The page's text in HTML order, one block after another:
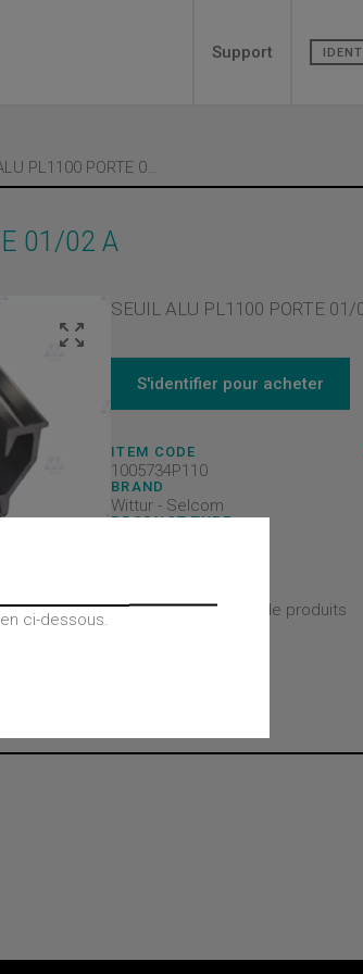
Secondary
Support
SEUIL ALU PL1100 PORTE 01/02 A
01/02 A
SEUIL ALU PL1100 PORTE 01/
S'identifier pour acheter
ITEM CODE
1005734P110
BRAND
Wittur - Selcom
PRODUCT TYPE
Toutes les gammes de produits
ci-dessous.